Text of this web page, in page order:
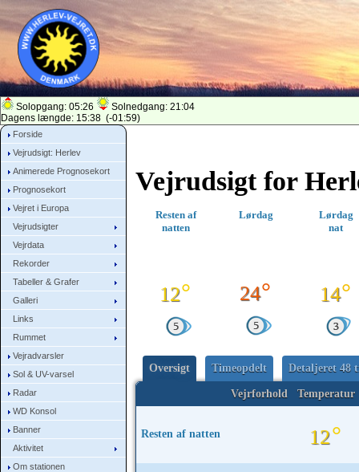
Solopgang: 05:26
Solnedgang: 21:04
Dagens længde: 15:38 (-01:59)
Forside
Vejrudsigt: Herlev
Animerede Prognosekort
Prognosekort
Vejret i Europa
Vejrudsigter
Vejrdata
Rekorder
Tabeller & Grafer
Galleri
Links
Rummet
Vejradvarsler
Sol & UV-varsel
Radar
WD Konsol
Banner
Aktivitet
Om stationen
Vejrudsigt for
Resten af
natten
12°
Lørdag
24°
Lørdag
nat
14°
Oversigt Timeopdelt Detaljeret 48
Vejrforhold Temperatur
Resten af natten 12°